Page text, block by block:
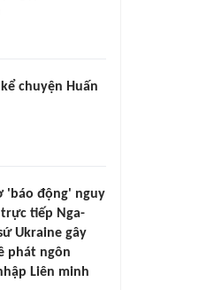
chuyện Huấn
'báo động' nguy
tiếp Nga-
Ukraine gây
phát ngôn
Liên minh